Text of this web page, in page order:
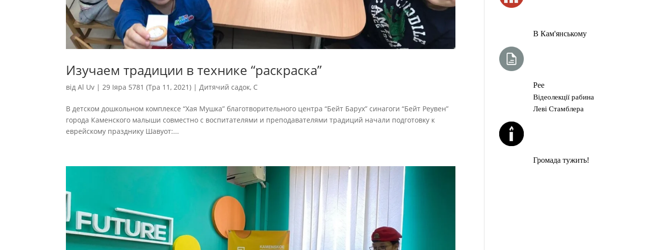
Изучаем традиции в технике “раскраска”
відAl Uv | 29 Іяра 5781 (Тра 11, 2021) | Дитячий садок, С
В детском дошкольном комплексе “Хая Мушка” благотворительного центра “Бейт Барух” синагоги “Бейт Реувен”
города Каменского малыши совместно с воспитателями и преподавателями традиций начали подготовку к
еврейскому празднику Шавуот:...
В Кам'янському
Рее
Відеолекції рабина
Леві Стамблера
Громада тужить!